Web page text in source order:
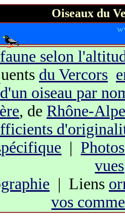
Oiseaux du
selon
du Vercors
oiseau par
, de Rhône-
| Photos
vues
| Liens
vos